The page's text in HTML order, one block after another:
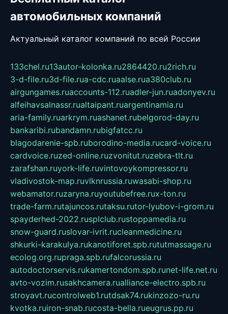
автомобильных компаний
Актуальный каталог компаний по всей России
133chel.ru13autor-kolonka.ru2864420.ru2rich.ru
3-d-file.ru3d-file.rua-cdc.ruaalse.rua380club.ru
airgungames.ruaccounts-112.ruadler-jun.ruadonyev.ru
alfeihavsalnassr.rualtaipant.ruargentinamia.ru
aria-family.ruarkrym.ruashanet.rubelgorod-day.ru
bankaribi.rubandamn.rubigfatcc.ru
blagodarenie-spb.ruborodino-media.rucard-voice.ru
cardvoice.ruzed-online.ruzvonitut.ruzebra-tlt.ru
zarafshan.ruyork-life.ruvintovoykompressor.ru
vladivostok-map.ruvlknrussia.ruwasabi-shop.ru
webamator.ruzaryna.ruyoutubefree.rux-ton.ru
trade-farm.rutajuncos.rutaksu.rutor-lyubov-i-grom.ru
spayderhed-2022.rusplclub.rustoppamedia.ru
snow-guard.ruslovar-ivrit.rucleanmedicine.ru
shkurki-karakulya.rukanotiforet.spb.rututmassage.ru
ecolog.org.rupraga.spb.rufalcorussia.ru
autodoctorservis.rukamertondom.spb.runet-life.net.ru
avto-vozim.rusakhcamera.rualliance-electro.spb.ru
stroyavt.rucontrolweb1.rutdsak74.rukinzozo-ru.ru
kvotka.ruiron-snab.rucosta-bella.rueugrus.pp.ru